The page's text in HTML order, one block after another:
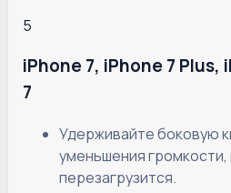
5
iPhone 7, iPhone 7 Plus,
7
Удерживайте боковую
уменьшения громкости,
перезагрузится.